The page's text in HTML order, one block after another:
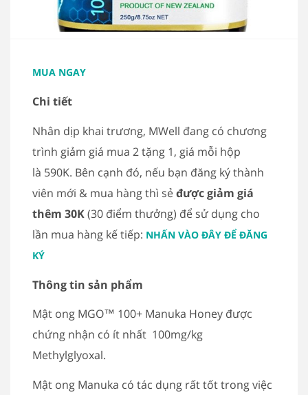
MUA NGAY
Chi tiết
Nhân dịp khai trương, MWell đang có chương
trình giảm giá mua 2 tặng 1, giá mỗi hộp
là 590K. Bên cạnh đó, nếu bạn đăng ký thành
viên mới & mua hàng thì sẻđược giảm giá
thêm 30K(30 điểm thưởng) để sử dụng cho
lần mua hàng kế tiếp: NHẤN VÀO ĐÂY ĐỂ ĐĂNG
KÝ
Thông tin sản phẩm
Mật ong MGO™ 100+ Manuka Honey được
chứng nhận có ít nhất 100mg/kg
Methylglyoxal.
Mật ong Manuka có tác dụng rất tốt trong việc